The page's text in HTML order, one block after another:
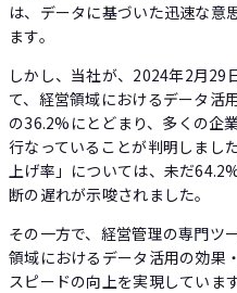
は、データに基づいた迅速な意
ます。
しかし、当社が、2024年2月
て、経営領域におけるデータ活
の36.2%にとどまり、多くの企
行なっていることが判明しまし
上げ率」については、未だ
断の遅れが示唆されました。
その一方で、経営管理の専門ツ
領域におけるデータ活用の効果
スピードの向上を実現しています